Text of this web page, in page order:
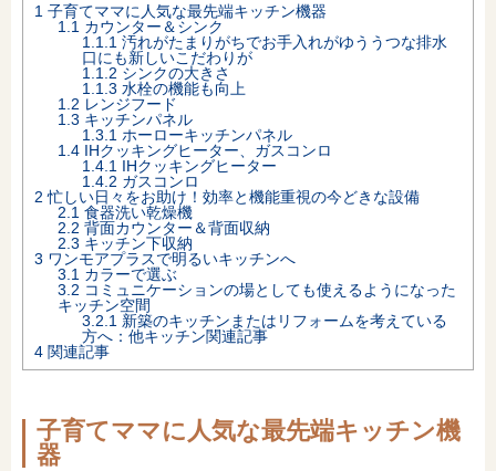
土地情報
オンライン相談会
1 子育てママに人気な最先端キッチン機器
1.1 カウンター＆シンク
1.1.1 汚れがたまりがちでお手入れがゆううつな排水
口にも新しいこだわりが
1.1.2 シンクの大きさ
1.1.3 水栓の機能も向上
1.2 レンジフード
1.3 キッチンパネル
1.3.1 ホーローキッチンパネル
1.4 IHクッキングヒーター、ガスコンロ
1.4.1 IHクッキングヒーター
1.4.2 ガスコンロ
2 忙しい日々をお助け！効率と機能重視の今どきな設備
2.1 食器洗い乾燥機
2.2 背面カウンター＆背面収納
2.3 キッチン下収納
3 ワンモアプラスで明るいキッチンへ
3.1 カラーで選ぶ
3.2 コミュニケーションの場としても使えるようになった
キッチン空間
3.2.1 新築のキッチンまたはリフォームを考えている
方へ：他キッチン関連記事
4 関連記事
子育てママに人気な最先端キッチン機
器